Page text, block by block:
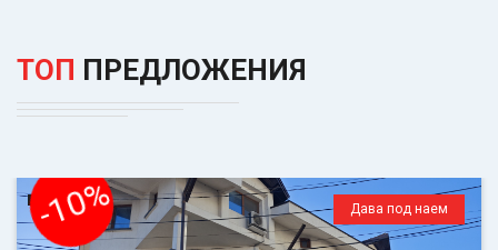
ТОП ПРЕДЛОЖЕНИЯ
-10% Дава под наем